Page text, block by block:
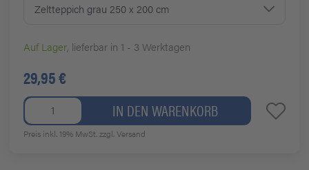
Zeltteppich grau 250 x 200 cm
Auf Lager, lieferbar in 1 - 3 Werktagen
29,95 €
IN DEN WARENKORB
Preis inkl. 19% MwSt.zzgl. Versand